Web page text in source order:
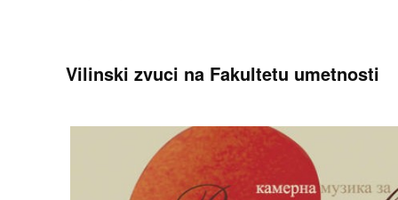
Vilinski zvuci na Fakultetu umetnosti